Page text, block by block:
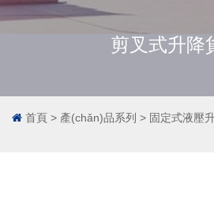
剪叉式升降
首頁 > 產(chǎn)品系列 > 固定式液壓